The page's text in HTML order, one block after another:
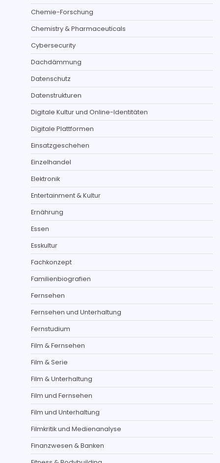
Chemie-Forschung
Chemistry & Pharmaceuticals
Cybersecurity
Dachdämmung
Datenschutz
Datenstrukturen
Digitale Kultur und Online-Identitäten
Digitale Plattformen
Einsatzgeschehen
Einzelhandel
Elektronik
Entertainment & Kultur
Ernährung
Essen
Esskultur
Fachkonzept
Familienbiografien
Fernsehen
Fernsehen und Unterhaltung
Fernstudium
Film & Fernsehen
Film & Serie
Film & Unterhaltung
Film und Fernsehen
Film und Unterhaltung
Filmkritik und Medienanalyse
Finanzwesen & Banken